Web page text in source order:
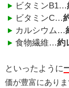
ビタミンB1…
ビタミンC…
カルシウム…
食物繊維…約
といったように
価が豊富にありま